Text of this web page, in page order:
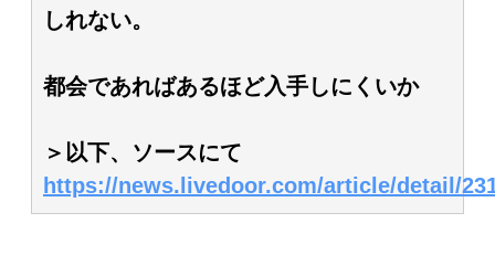
しれない。
都会であればあるほど入手しにくいか
＞以下、ソースにて
https://news.livedoor.com/article/detail/